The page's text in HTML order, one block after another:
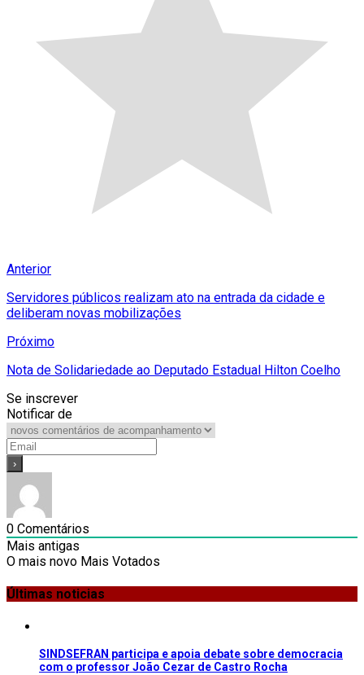
Anterior
Servidores públicos realizam ato na entrada da cidade e
deliberam novas mobilizações
Próximo
Nota de Solidariedade ao Deputado Estadual Hilton Coelho
Se inscrever
Notificar de
0 Comentários
Mais antigas
O mais novo Mais Votados
Últimas noticias
SINDSEFRAN participa e apoia debate sobre democracia
com o professor João Cezar de Castro Rocha